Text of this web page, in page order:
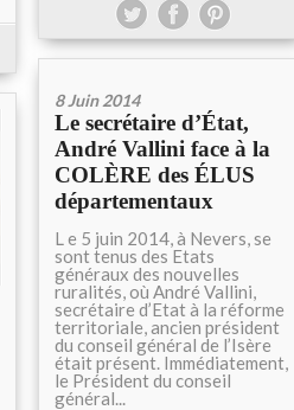
8 Juin 2014
Le secrétaire d’État,
André Vallini face à la
COLÈRE des ÉLUS
départementaux
L e 5 juin 2014, à Nevers, se
sont tenus des Etats
généraux des nouvelles
ruralités, où André Vallini,
secrétaire d’Etat à la réforme
territoriale, ancien président
du conseil général de l’Isère
était présent. Immédiatement,
le Président du conseil
général...